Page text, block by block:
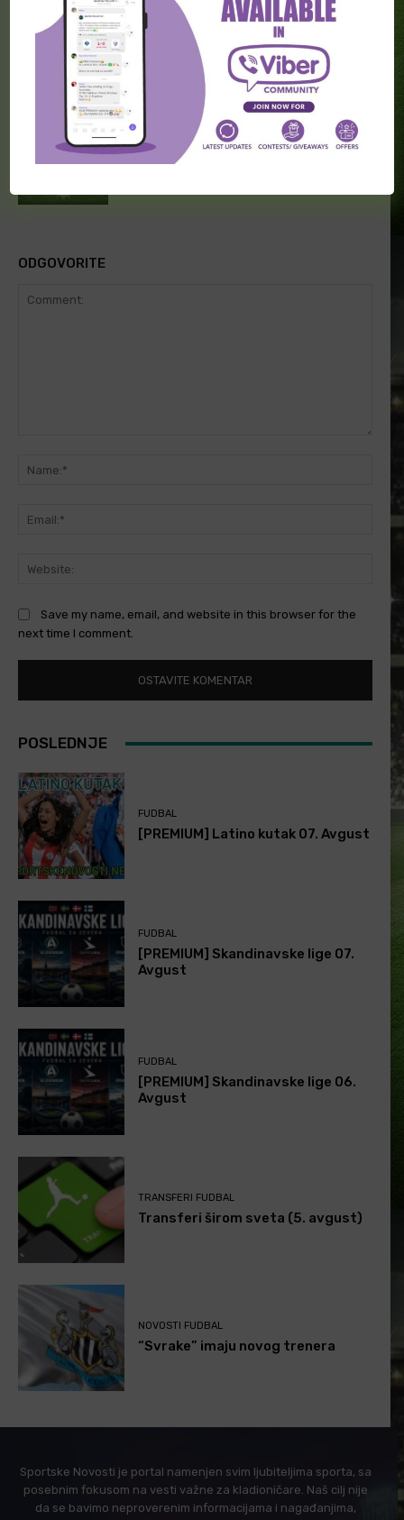
[PREMIUM] Skandinavske lige 07.
Avgust
[PREMIUM] Skandinavske lige 06.
ODGOVORITE
Save my name, email, and website in this browser for the
next time I comment.
POSLEDNJE
FUDBAL
[PREMIUM] Latino kutak 07. Avgust
FUDBAL
[PREMIUM] Skandinavske lige 07.
Avgust
FUDBAL
[PREMIUM] Skandinavske lige 06.
Avgust
TRANSFERI FUDBAL
Transferi širom sveta (5. avgust)
NOVOSTI FUDBAL
“Svrake” imaju novog trenera
Sportske Novosti je portal namenjen svim ljubiteljima sporta, sa
posebnim fokusom na vesti važne za kladioničare. Naš cilj nije
da se bavimo neproverenim informacijama i nagađanjima,